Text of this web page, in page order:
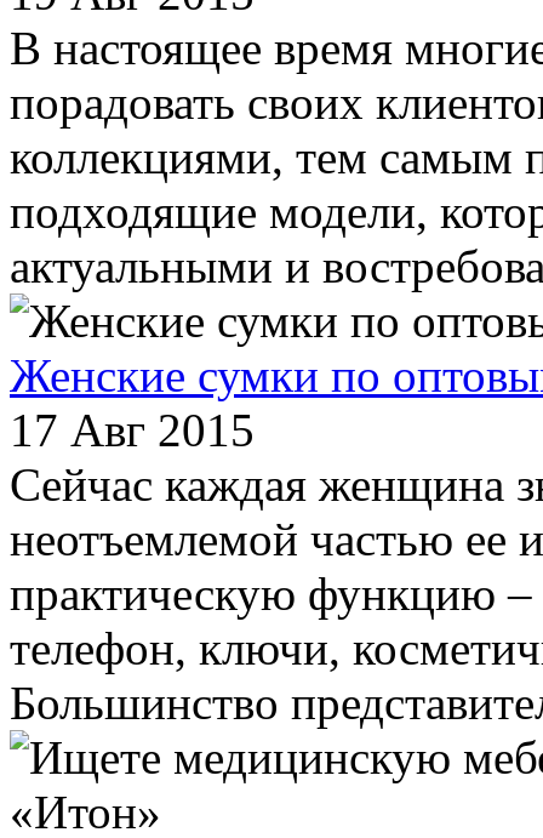
В настоящее время
порадовать своих
коллекциями, тем самым
подходящие модели,
актуальными и
Женские сумки по
17 Авг 2015
Сейчас каждая женщина
неотъемлемой частью
практическую функцию
телефон, ключи,
Большинство